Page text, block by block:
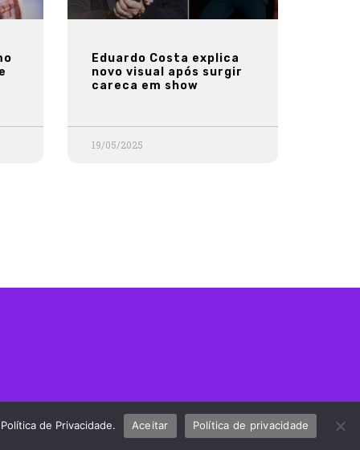
Eduardo Costa explica
novo visual após surgir
careca em show
19/05/2025
UHOST
de Privacidade. Aceitar Política de privacidade